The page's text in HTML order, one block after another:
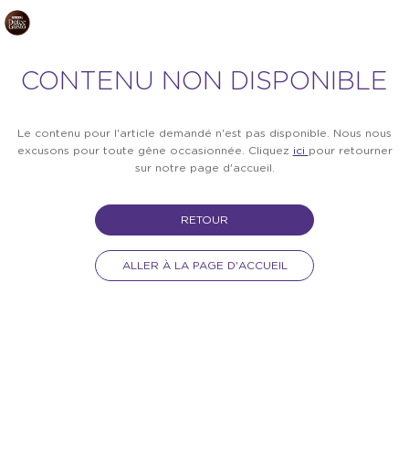
CONTENU NON DISPONIBLE
Le contenu pour l'article demandé n'est pas disponible. Nous nous
excusons pour toute gêne occasionnée. Cliquez ici pour retourner
sur notre page d'accueil.
RETOUR
ALLER À LA PAGE D'ACCUEIL